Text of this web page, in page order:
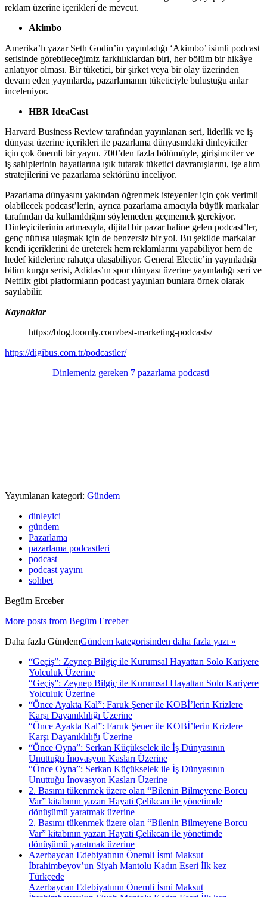
reklam üzerine içerikleri de mevcut.
Akimbo
Amerika’lı yazar Seth Godin’in yayınladığı ‘Akimbo’ isimli podcast
serisinde görebileceğimiz farklılıklardan biri, her bölüm bir hikâye
anlatıyor olması. Bir tüketici, bir şirket veya bir olay üzerinden
devam eden yayınlarda, pazarlamanın tüketiciyle buluştuğu anlar
inceleniyor.
HBR IdeaCast
Harvard Business Review tarafından yayınlanan seri, liderlik ve iş
dünyası üzerine içerikleri ile pazarlama dünyasındaki dinleyiciler
için çok önemli bir yayın. 700’den fazla bölümüyle, girişimciler ve
iş sahiplerinin hayatlarına ışık tutarak tüketici davranışlarını, işe alım
stratejilerini ve pazarlama sektörünü inceliyor.
Pazarlama dünyasını yakından öğrenmek isteyenler için çok verimli
olabilecek podcast’lerin, ayrıca pazarlama amacıyla büyük markalar
tarafından da kullanıldığını söylemeden geçmemek gerekiyor.
Dinleyicilerinin artmasıyla, dijital bir pazar haline gelen podcast’ler,
genç nüfusa ulaşmak için de benzersiz bir yol. Bu şekilde markalar
kendi içeriklerini de üreterek hem reklamlarını yapabiliyor hem de
hedef kitlelerine rahatça ulaşabiliyor. General Electic’in yayınladığı
bilim kurgu serisi, Adidas’ın spor dünyası üzerine yayınladığı seri ve
Netflix gibi platformların podcast yayınları bunlara örnek olarak
sayılabilir.
Kaynaklar
https://blog.loomly.com/best-marketing-podcasts/
https://digibus.com.tr/podcastler/
Dinlemeniz gereken 7 pazarlama podcasti
Yayımlanan kategori: Gündem
dinleyici
gündem
Pazarlama
pazarlama podcastleri
podcast
podcast yayını
sohbet
Begüm Erceber
More posts from Begüm Erceber
Daha fazla GündemGündem kategorisinden daha fazla yazı »
“Geçiş”: Zeynep Bilgiç ile Kurumsal Hayattan Solo Kariyere
Yolculuk Üzerine
“Geçiş”: Zeynep Bilgiç ile Kurumsal Hayattan Solo Kariyere
Yolculuk Üzerine
“Önce Ayakta Kal”: Faruk Şener ile KOBİ’lerin Krizlere
Karşı Dayanıklılığı Üzerine
“Önce Ayakta Kal”: Faruk Şener ile KOBİ’lerin Krizlere
Karşı Dayanıklılığı Üzerine
“Önce Oyna”: Serkan Küçükselek ile İş Dünyasının
Unuttuğu İnovasyon Kasları Üzerine
“Önce Oyna”: Serkan Küçükselek ile İş Dünyasının
Unuttuğu İnovasyon Kasları Üzerine
2. Basımı tükenmek üzere olan “Bilenin Bilmeyene Borcu
Var” kitabının yazarı Hayati Çelikcan ile yönetimde
dönüşümü yaratmak üzerine
2. Basımı tükenmek üzere olan “Bilenin Bilmeyene Borcu
Var” kitabının yazarı Hayati Çelikcan ile yönetimde
dönüşümü yaratmak üzerine
Azerbaycan Edebiyatının Önemli İsmi Maksut
İbrahimbeyov’un Siyah Mantolu Kadın Eseri İlk kez
Türkçede
Azerbaycan Edebiyatının Önemli İsmi Maksut